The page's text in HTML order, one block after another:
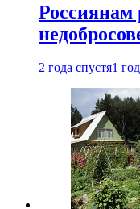
Россиянам
2 года спустя1